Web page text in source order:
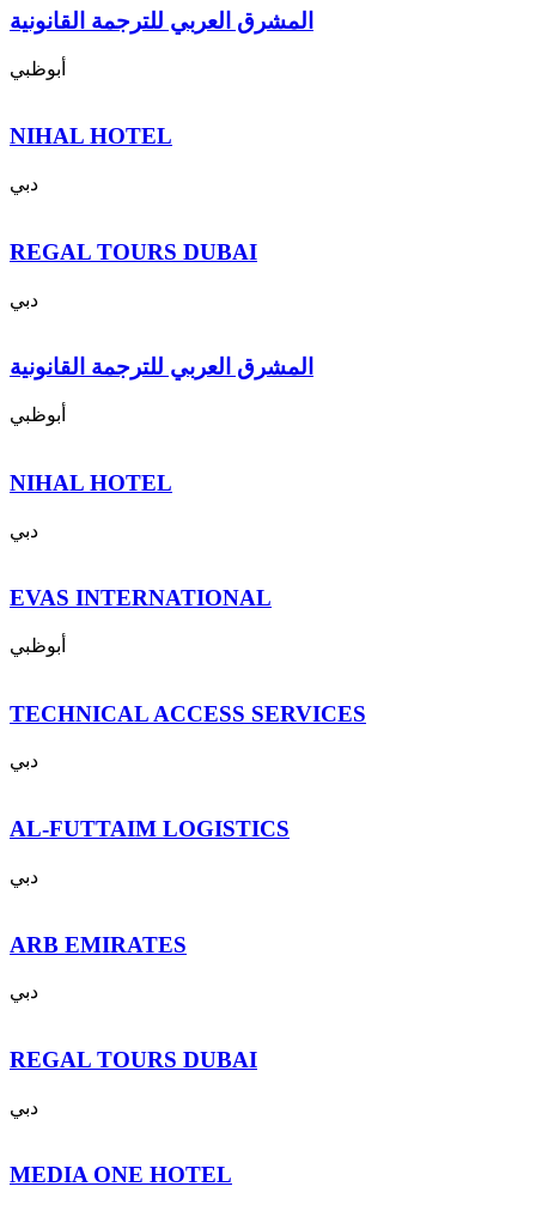
المشرق العربي للترجمة القانونية
أبوظبي
NIHAL HOTEL
دبي
REGAL TOURS DUBAI
دبي
المشرق العربي للترجمة القانونية
أبوظبي
NIHAL HOTEL
دبي
EVAS INTERNATIONAL
أبوظبي
TECHNICAL ACCESS SERVICES
دبي
AL-FUTTAIM LOGISTICS
دبي
ARB EMIRATES
دبي
REGAL TOURS DUBAI
دبي
MEDIA ONE HOTEL